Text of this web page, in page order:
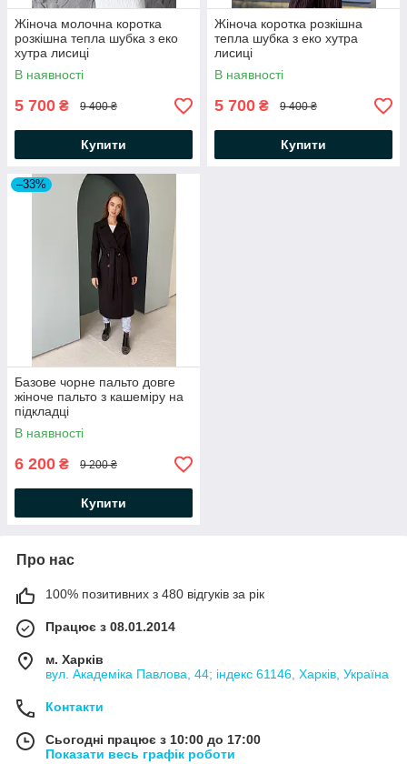
Жіноча молочна коротка
розкішна тепла шубка з еко
хутра лисиці
В наявності
5 700 ₴ 9 400 ₴
Купити
Жіноча коротка розкішна
тепла шубка з еко хутра
лисиці
В наявності
5 700 ₴ 9 400 ₴
Купити
–33%
Базове чорне пальто довге
жіноче пальто з кашеміру на
підкладці
В наявності
6 200 ₴ 9 200 ₴
Купити
Про нас
100% позитивних з 480 відгуків за рік
Працює з 08.01.2014
м. Харків
вул. Академіка Павлова, 44; індекс 61146, Харків, Україна
Контакти
Сьогодні працює з 10:00 до 17:00
Показати весь графік роботи